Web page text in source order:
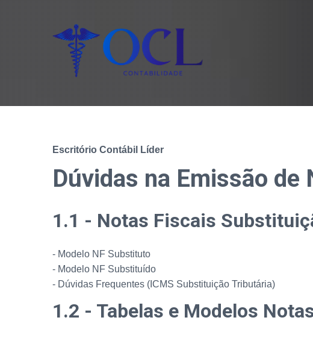
Escritório Contábil Líder
Dúvidas na Emissão de
1.1 - Notas Fiscais
- Modelo NF Substituto
- Modelo NF Substituído
- Dúvidas Frequentes (ICMS Substituição Tributária)
1.2 - Tabelas e Modelos